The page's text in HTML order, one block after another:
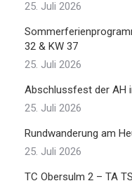
25. Juli 2026
32 & KW 37
25. Juli 2026
Abschlussfest der AH
25. Juli 2026
Rundwanderung am
25. Juli 2026
TC Obersulm 2 – TA